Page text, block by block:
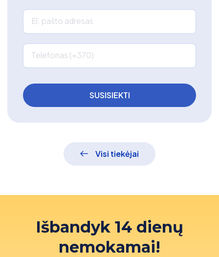
El. pašto adresas
Telefonas (+370)
Visi tiekėjai
Išbandyk 14 dienų
nemokamai!